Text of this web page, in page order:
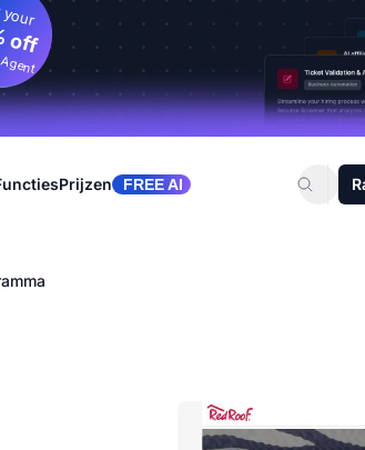
off
Prijzen FREE AI